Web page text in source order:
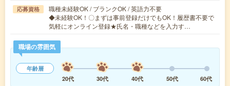
応募資格
職種未経験OK / ブランクOK / 英語力不要
◆未経験OK！〇まずは事前登録だけでもOK！履歴書不要で
気軽にオンライン登録★氏名・職種などを入力す…
職場の雰囲気
年齢層
20代
30代 40代 50代 60代